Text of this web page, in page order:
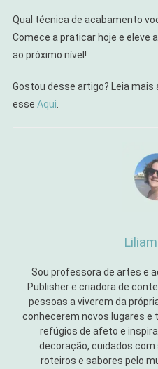
Qual técnica de acabamento
Comece a praticar hoje e eleve
ao próximo nível!
Gostou desse artigo? Leia
esse Aqui.
Sou professora de artes e
Publisher e criadora de
pessoas a viverem da
conhecerem novos lugares
refúgios de afeto e
decoração, cuidados com
roteiros e sabores pelo